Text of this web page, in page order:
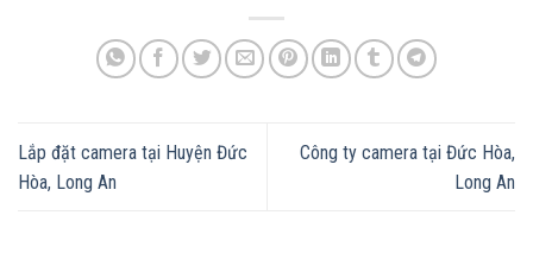
Lắp đặt camera tại Huyện Đức
Hòa, Long An
Công ty camera tại Đức Hòa,
Long An